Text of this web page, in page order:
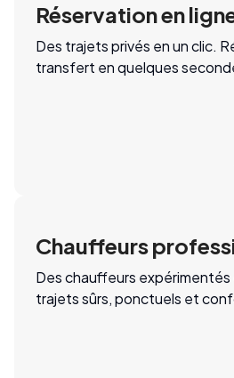
Réservation en
Des trajets privés en un clic.
transfert en quelques
Chauffeurs
Des chauffeurs
trajets sûrs, ponctuels et